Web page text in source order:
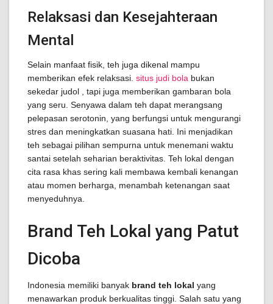
Relaksasi dan Kesejahteraan
Mental
Selain manfaat fisik, teh juga dikenal mampu
memberikan efek relaksasi. situs judi bola bukan
sekedar judol , tapi juga memberikan gambaran bola
yang seru. Senyawa dalam teh dapat merangsang
pelepasan serotonin, yang berfungsi untuk mengurangi
stres dan meningkatkan suasana hati. Ini menjadikan
teh sebagai pilihan sempurna untuk menemani waktu
santai setelah seharian beraktivitas. Teh lokal dengan
cita rasa khas sering kali membawa kembali kenangan
atau momen berharga, menambah ketenangan saat
menyeduhnya.
Brand Teh Lokal yang Patut
Dicoba
Indonesia memiliki banyak brand teh lokal yang
menawarkan produk berkualitas tinggi. Salah satu yang